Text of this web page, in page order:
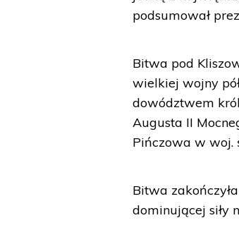
podsumował
Bitwa pod
wielkiej wojny
dowództwem
Augusta II
Pińczowa w woj.
Bitwa
dominującej siły